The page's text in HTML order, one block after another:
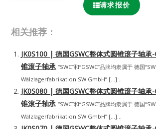
请求报价
相关推荐：
JK0S100 | 德国GSWC整体式圆锥滚子轴承
锥滚子轴承 “SWC”和“GSWC”品牌均隶属于 德国
Wälzlagerfabrikation SW GmbH” […]...
JK0S080 | 德国GSWC整体式圆锥滚子轴承
锥滚子轴承 “SWC”和“GSWC”品牌均隶属于 德国
Wälzlagerfabrikation SW GmbH” […]...